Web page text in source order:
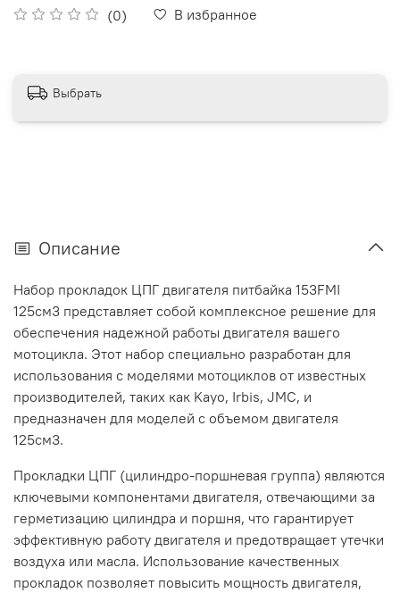
(0) В избранное
Выбрать
Описание
Набор прокладок ЦПГ двигателя питбайка 153FMI
125см3 представляет собой комплексное решение для
обеспечения надежной работы двигателя вашего
мотоцикла. Этот набор специально разработан для
использования с моделями мотоциклов от известных
производителей, таких как Kayo, Irbis, JMC, и
предназначен для моделей с объемом двигателя
125см3.
Прокладки ЦПГ (цилиндро-поршневая группа) являются
ключевыми компонентами двигателя, отвечающими за
герметизацию цилиндра и поршня, что гарантирует
эффективную работу двигателя и предотвращает утечки
воздуха или масла. Использование качественных
прокладок позволяет повысить мощность двигателя,